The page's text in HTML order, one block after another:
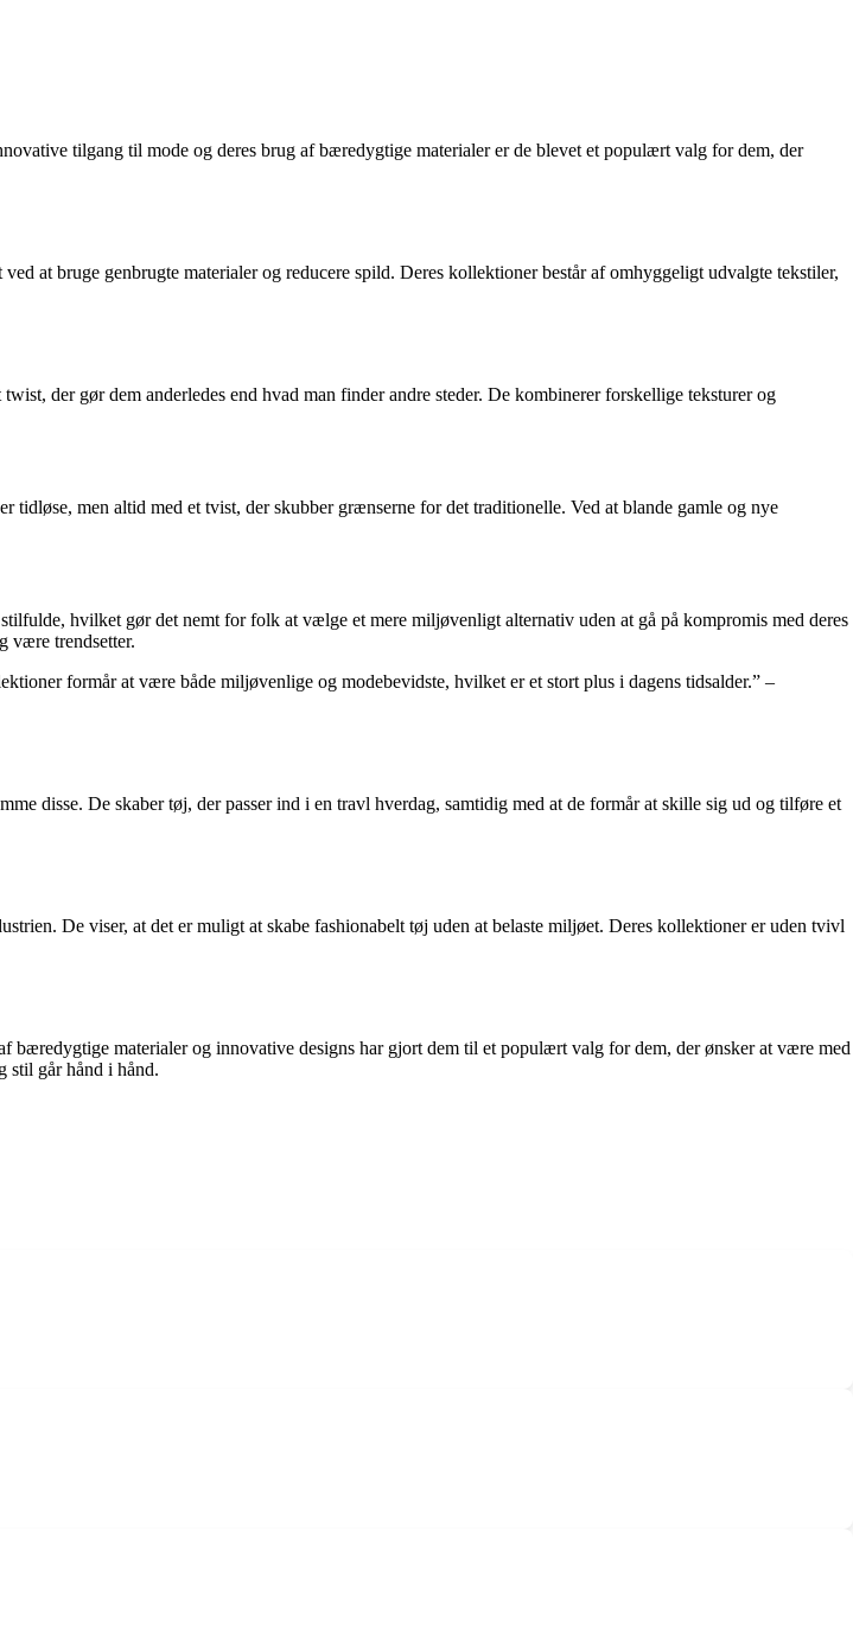
tilgang til mode og deres brug af bæredygtige materialer er de blevet et populært valg for dem, der
at bruge genbrugte materialer og reducere spild. Deres kollektioner består af omhyggeligt udvalgte tekstiler,
der gør dem anderledes end hvad man finder andre steder. De kombinerer forskellige teksturer og
tidløse, men altid med et tvist, der skubber grænserne for det traditionelle. Ved at blande gamle og nye
hvilket gør det nemt for folk at vælge et mere miljøvenligt alternativ uden at gå på kompromis med deres
være trendsetter.
formår at være både miljøvenlige og modebevidste, hvilket er et stort plus i dagens tidsalder.” –
disse. De skaber tøj, der passer ind i en travl hverdag, samtidig med at de formår at skille sig ud og tilføre et
De viser, at det er muligt at skabe fashionabelt tøj uden at belaste miljøet. Deres kollektioner er uden tvivl
bæredygtige materialer og innovative designs har gjort dem til et populært valg for dem, der ønsker at være med
stil går hånd i hånd.